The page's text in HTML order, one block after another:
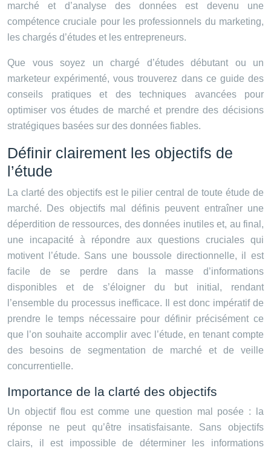
marché et d’analyse des données est devenu une
compétence cruciale pour les professionnels du marketing,
les chargés d’études et les entrepreneurs.
Que vous soyez un chargé d’études débutant ou un
marketeur expérimenté, vous trouverez dans ce guide des
conseils pratiques et des techniques avancées pour
optimiser vos études de marché et prendre des décisions
stratégiques basées sur des données fiables.
Définir clairement les objectifs de
l’étude
La clarté des objectifs est le pilier central de toute étude de
marché. Des objectifs mal définis peuvent entraîner une
déperdition de ressources, des données inutiles et, au final,
une incapacité à répondre aux questions cruciales qui
motivent l’étude. Sans une boussole directionnelle, il est
facile de se perdre dans la masse d’informations
disponibles et de s’éloigner du but initial, rendant
l’ensemble du processus inefficace. Il est donc impératif de
prendre le temps nécessaire pour définir précisément ce
que l’on souhaite accomplir avec l’étude, en tenant compte
des besoins de segmentation de marché et de veille
concurrentielle.
Importance de la clarté des objectifs
Un objectif flou est comme une question mal posée : la
réponse ne peut qu’être insatisfaisante. Sans objectifs
clairs, il est impossible de déterminer les informations